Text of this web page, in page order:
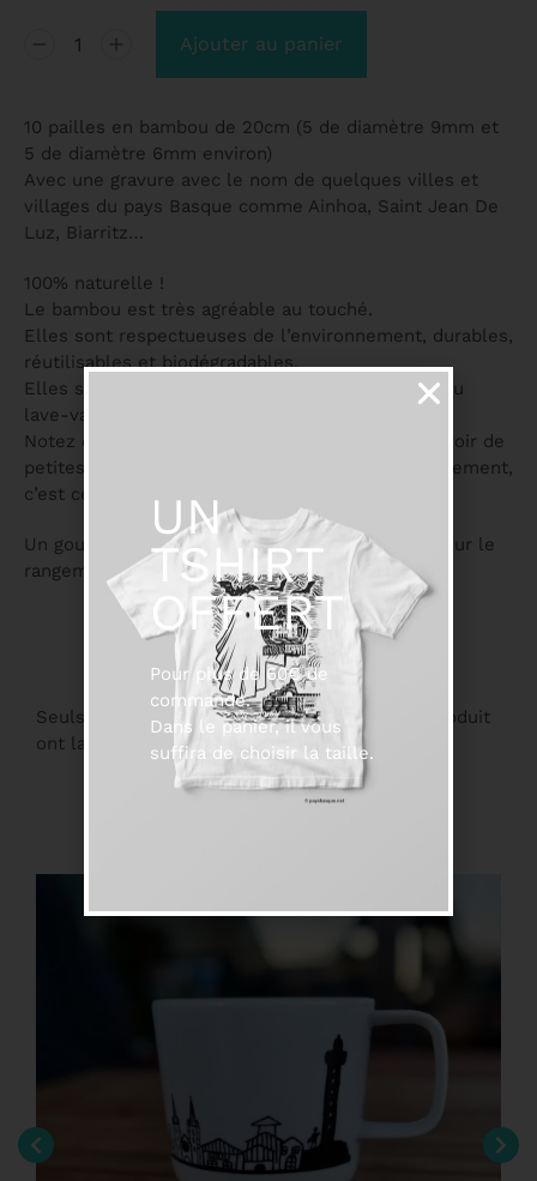
Ajouter au panier
10 pailles en bambou de 20cm (5 de diamètre 9mm et
5 de diamètre 6mm environ)
Avec une gravure avec le nom de quelques villes et
villages du pays Basque comme Ainhoa, Saint Jean De
Luz, Biarritz…
100% naturelle !
Le bambou est très agréable au touché.
Elles sont respectueuses de l’environnement, durables,
réutilisables et biodégradables.
Elles sont très solides, vous pouvez les passer au
lave-vaisselle sans aucun soucis.
Notez qu’il s’agit d’un produit naturel, il peut y avoir de
petites traces noires, les diamètres varient légèrement,
c’est ce qui fait leur charme
Un goupillon de nettoyage et une jolie housse pour le
rangement sont inclus dans ce pack .
Seuls les clients connectés ayant acheté ce produit
ont la possibilité de laisser un avis.
UN
TSHIRT
OFFERT
Pour plus de 60€ de
commande.
Dans le panier, il vous
suffira de choisir la taille.